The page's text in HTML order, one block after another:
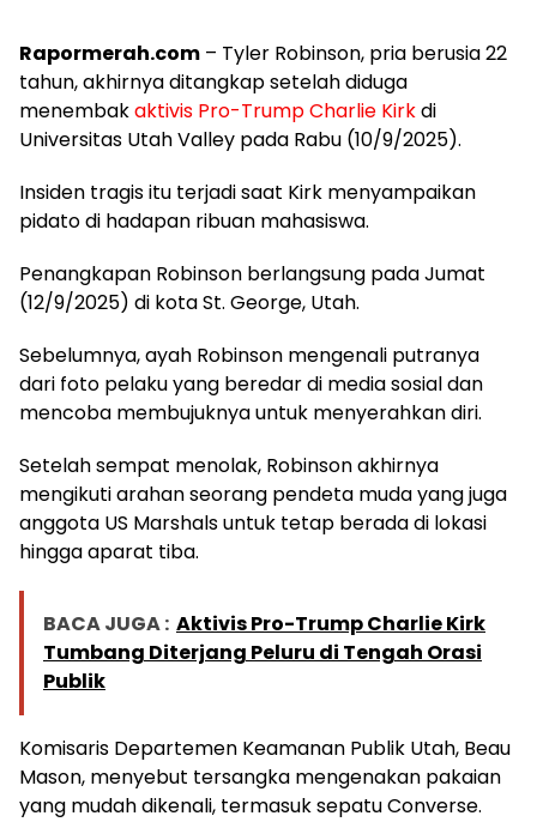
Rapormerah.com – Tyler Robinson, pria berusia 22
tahun, akhirnya ditangkap setelah diduga
menembakaktivis Pro-Trump Charlie Kirkdi
Universitas Utah Valley pada Rabu (10/9/2025).
Insiden tragis itu terjadi saat Kirk menyampaikan
pidato di hadapan ribuan mahasiswa.
Penangkapan Robinson berlangsung pada Jumat
(12/9/2025) di kota St. George, Utah.
Sebelumnya, ayah Robinson mengenali putranya
dari foto pelaku yang beredar di media sosial dan
mencoba membujuknya untuk menyerahkan diri.
Setelah sempat menolak, Robinson akhirnya
mengikuti arahan seorang pendeta muda yang juga
anggota US Marshals untuk tetap berada di lokasi
hingga aparat tiba.
BACA JUGA : Aktivis Pro-Trump Charlie Kirk
Tumbang Diterjang Peluru di Tengah Orasi
Publik
Komisaris Departemen Keamanan Publik Utah, Beau
Mason, menyebut tersangka mengenakan pakaian
yang mudah dikenali, termasuk sepatu Converse.